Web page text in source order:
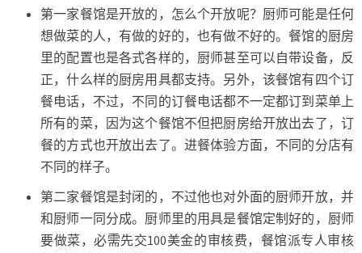
第一家餐馆是开放的，怎么个开放呢？厨师可能是任何
想做菜的人，有做的好的，也有做不好的。餐馆的厨房
里的配置也是各式各样的，厨师甚至可以自带设备，反
正，什么样的厨房用具都支持。另外，该餐馆有四个订
餐电话，不过，不同的订餐电话都不一定都订到菜单上
所有的菜，因为这个餐馆不但把厨房给开放出去了，订
餐的方式也开放出去了。进餐体验方面，不同的分店有
不同的样子。
第二家餐馆是封闭的，不过他也对外面的厨师开放，并
和厨师一同分成。厨师里的用具是餐馆定制好的，厨师
要做菜，必需先交100美金的审核费，餐馆派专人审核